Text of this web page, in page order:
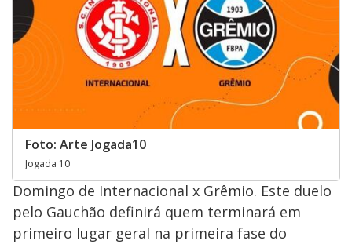
Foto: Arte Jogada10
Jogada 10
Domingo de Internacional x Grêmio. Este duelo
pelo Gauchão definirá quem terminará em
primeiro lugar geral na primeira fase do